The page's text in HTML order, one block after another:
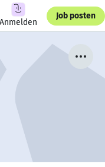
Anmelden
Job posten